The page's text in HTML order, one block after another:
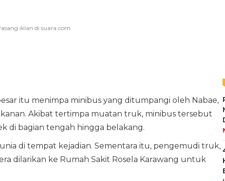
itu menimpa minibus yang ditumpangi oleh Nabae,
Akibat tertimpa muatan truk, minibus tersebut
di bagian tengah hingga belakang.
di tempat kejadian. Sementara itu, pengemudi truk,
dilarikan ke Rumah Sakit Rosela Karawang untuk